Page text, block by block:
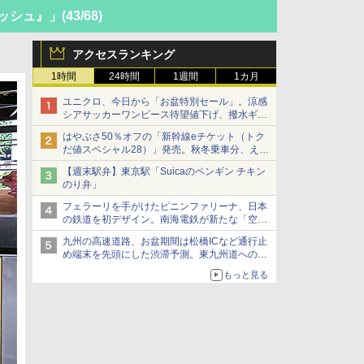
シュ』」 (43/68)
アクセスランキング
1時間 24時間 1週間 1カ月
ユニクロ、今日から「お盆特別セール」。涼感
シアサッカーワンピース待望値下げ、撥水ギア
ショーツは1990円に
はやぶさ50％オフの「新幹線eチケット（トク
だ値スペシャル28）」発売。秋冬乗車分、えき
ねっと限定
【週末駅弁】東京駅「Suicaのペンギン チキン
のり弁」
フェラーリを手がけたピニンファリーナ、日本
の鉄道を初デザイン。南海電鉄が新たな「空港
特急」をなにわ筋線へ導入
九州の高速道路、お盆期間は松橋ICなど通行止
め端末を先頭にした渋滞予測。東九州道への迂
もっと見る